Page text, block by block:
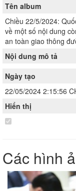
Tên album
Chiều 22/5/2024:
về một số nội dung
an toàn giao thông
Nội dung mô tả
Ngày tạo
22/05/2024 2:15:56
Hiển thị
Các hình